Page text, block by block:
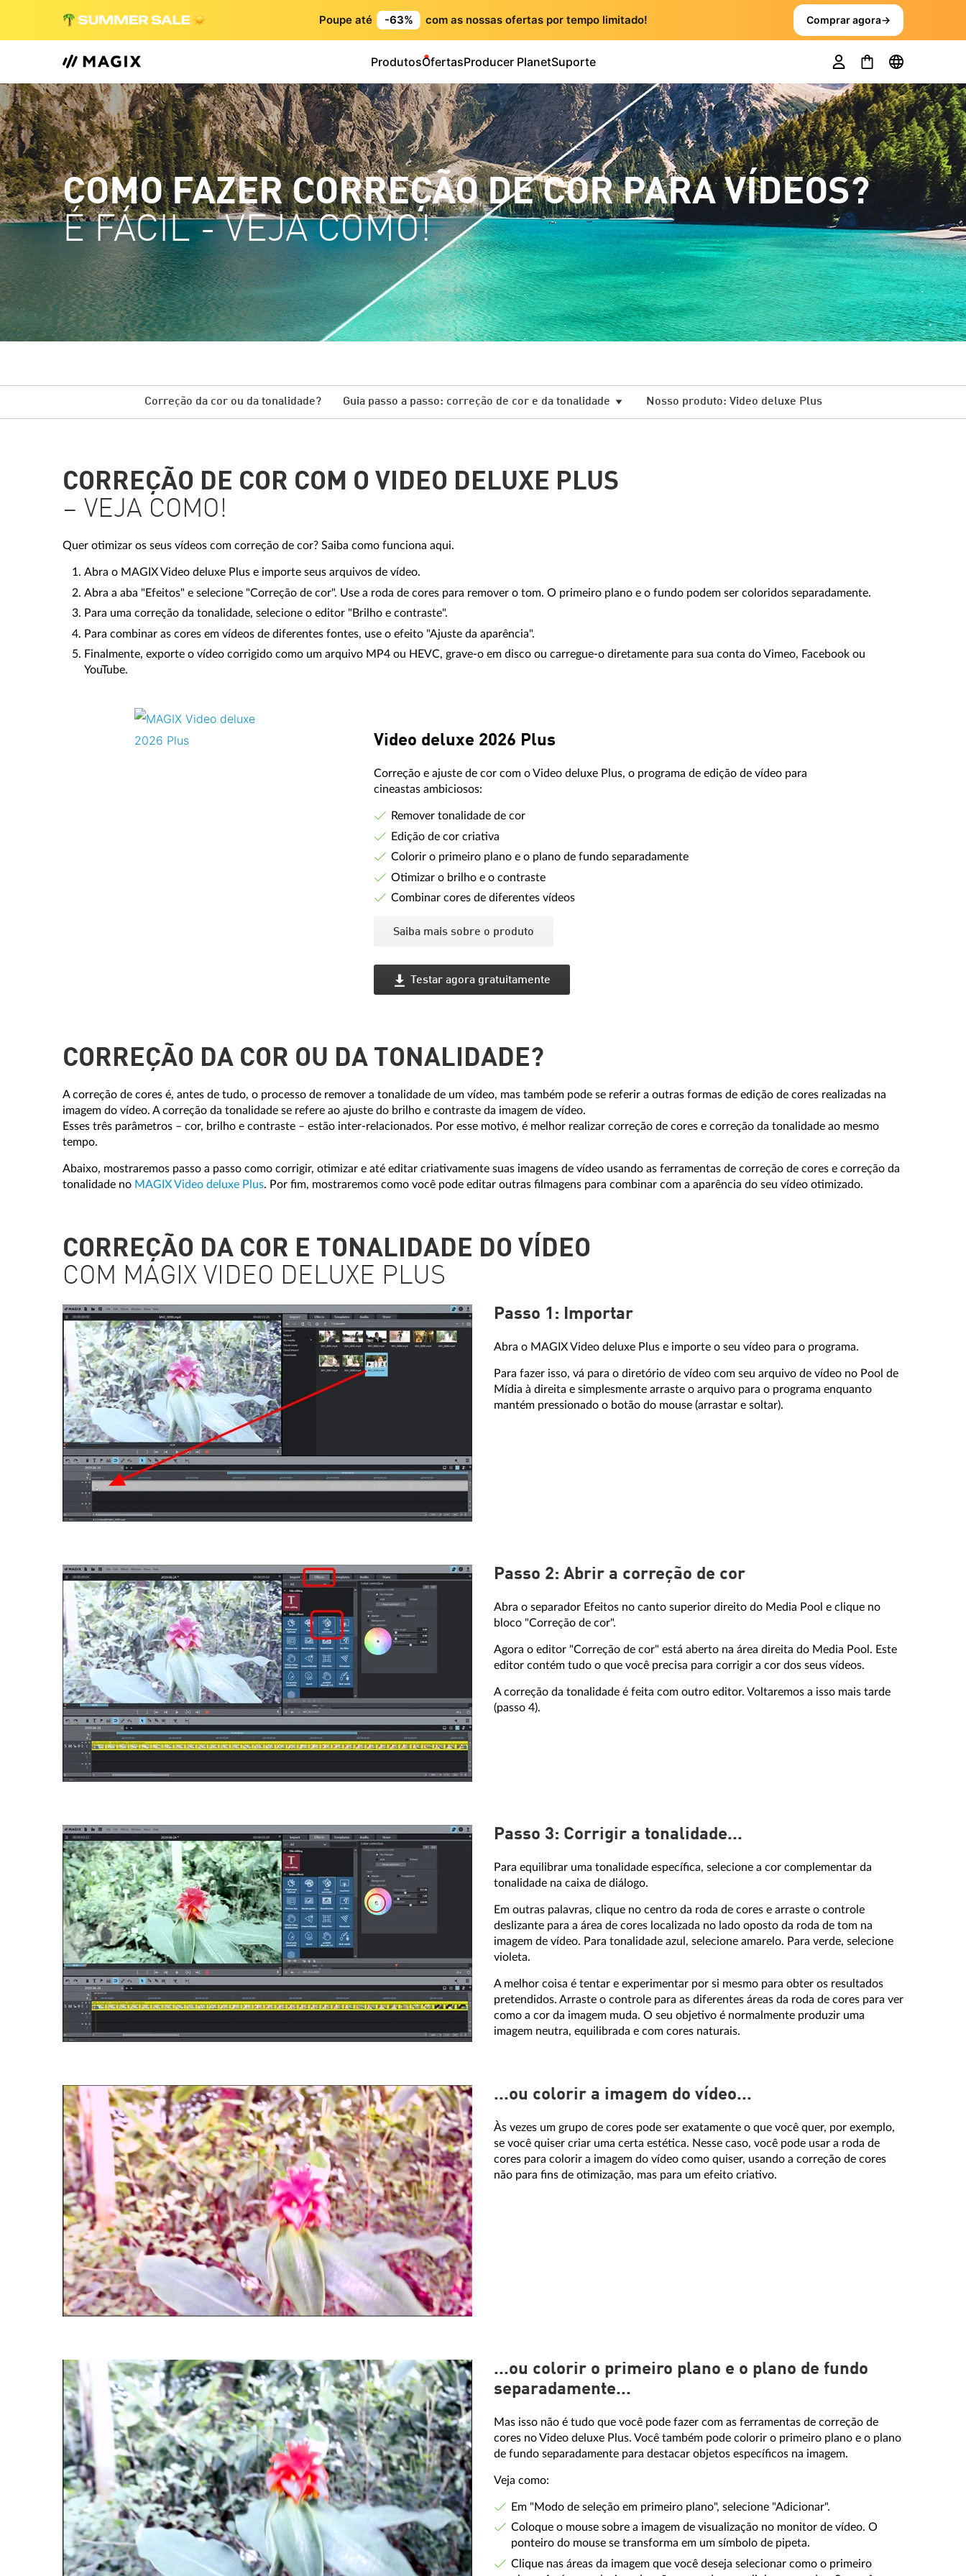
Poupe até -63% com as nossas ofertas por tempo limitado! Comprar agora→
ProdutosOfertasProducer PlanetSuporte
COMO FAZER CORREÇÃO DE COR PARA VÍDEOS?
É FÁCIL - VEJA COMO!
Correção da cor ou da tonalidade? Guia passo a passo: correção de cor e da tonalidade Nosso produto: Video deluxe Plus
CORREÇÃO DE COR COM O VIDEO DELUXE PLUS
– VEJA COMO!
Quer otimizar os seus vídeos com correção de cor? Saiba como funciona aqui.
Abra o MAGIX Video deluxe Plus e importe seus arquivos de vídeo.
Abra a aba "Efeitos" e selecione "Correção de cor". Use a roda de cores para remover o tom. O primeiro plano e o fundo podem ser coloridos separadamente.
Para uma correção da tonalidade, selecione o editor "Brilho e contraste".
Para combinar as cores em vídeos de diferentes fontes, use o efeito "Ajuste da aparência".
Finalmente, exporte o vídeo corrigido como um arquivo MP4 ou HEVC, grave-o em disco ou carregue-o diretamente para sua conta do Vimeo, Facebook ou
YouTube.
Video deluxe 2026 Plus
Correção e ajuste de cor com o Video deluxe Plus, o programa de edição de vídeo para
cineastas ambiciosos:
Remover tonalidade de cor
Edição de cor criativa
Colorir o primeiro plano e o plano de fundo separadamente
Otimizar o brilho e o contraste
Combinar cores de diferentes vídeos
Saiba mais sobre o produto
Testar agora gratuitamente
CORREÇÃO DA COR OU DA TONALIDADE?
A correção de cores é, antes de tudo, o processo de remover a tonalidade de um vídeo, mas também pode se referir a outras formas de edição de cores realizadas na
imagem do vídeo. A correção da tonalidade se refere ao ajuste do brilho e contraste da imagem de vídeo.
Esses três parâmetros – cor, brilho e contraste – estão inter-relacionados. Por esse motivo, é melhor realizar correção de cores e correção da tonalidade ao mesmo
tempo.
Abaixo, mostraremos passo a passo como corrigir, otimizar e até editar criativamente suas imagens de vídeo usando as ferramentas de correção de cores e correção da
tonalidade no MAGIX Video deluxe Plus. Por fim, mostraremos como você pode editar outras filmagens para combinar com a aparência do seu vídeo otimizado.
CORREÇÃO DA COR E TONALIDADE DO VÍDEO
COM MAGIX VIDEO DELUXE PLUS
Passo 1: Importar
Abra o MAGIX Video deluxe Plus e importe o seu vídeo para o programa.
Para fazer isso, vá para o diretório de vídeo com seu arquivo de vídeo no Pool de
Mídia à direita e simplesmente arraste o arquivo para o programa enquanto
mantém pressionado o botão do mouse (arrastar e soltar).
Passo 2: Abrir a correção de cor
Abra o separador Efeitos no canto superior direito do Media Pool e clique no
bloco "Correção de cor".
Agora o editor "Correção de cor" está aberto na área direita do Media Pool. Este
editor contém tudo o que você precisa para corrigir a cor dos seus vídeos.
A correção da tonalidade é feita com outro editor. Voltaremos a isso mais tarde
(passo 4).
Passo 3: Corrigir a tonalidade...
Para equilibrar uma tonalidade específica, selecione a cor complementar da
tonalidade na caixa de diálogo.
Em outras palavras, clique no centro da roda de cores e arraste o controle
deslizante para a área de cores localizada no lado oposto da roda de tom na
imagem de vídeo. Para tonalidade azul, selecione amarelo. Para verde, selecione
violeta.
A melhor coisa é tentar e experimentar por si mesmo para obter os resultados
pretendidos. Arraste o controle para as diferentes áreas da roda de cores para ver
como a cor da imagem muda. O seu objetivo é normalmente produzir uma
imagem neutra, equilibrada e com cores naturais.
...ou colorir a imagem do vídeo...
Às vezes um grupo de cores pode ser exatamente o que você quer, por exemplo,
se você quiser criar uma certa estética. Nesse caso, você pode usar a roda de
cores para colorir a imagem do vídeo como quiser, usando a correção de cores
não para fins de otimização, mas para um efeito criativo.
...ou colorir o primeiro plano e o plano de fundo
separadamente...
Mas isso não é tudo que você pode fazer com as ferramentas de correção de
cores no Video deluxe Plus. Você também pode colorir o primeiro plano e o plano
de fundo separadamente para destacar objetos específicos na imagem.
Veja como:
Em "Modo de seleção em primeiro plano", selecione "Adicionar".
Coloque o mouse sobre a imagem de visualização no monitor de vídeo. O
ponteiro do mouse se transforma em um símbolo de pipeta.
Clique nas áreas da imagem que você deseja selecionar como o primeiro